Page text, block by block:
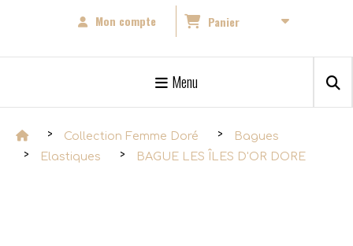
Mon compte Panier
Menu
Collection Femme Doré
Bagues
Elastiques
BAGUE LES ÎLES D'OR DORE